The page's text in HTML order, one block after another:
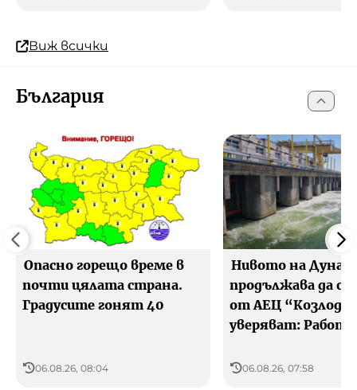
Виж всички
България
Опасно горещо време в
почти цялата страна.
Градусите гонят 40
06.08.26, 08:04
Нивото на Дунав
продължава да
от АЕЦ
уверяват:
06.08.26, 07:58